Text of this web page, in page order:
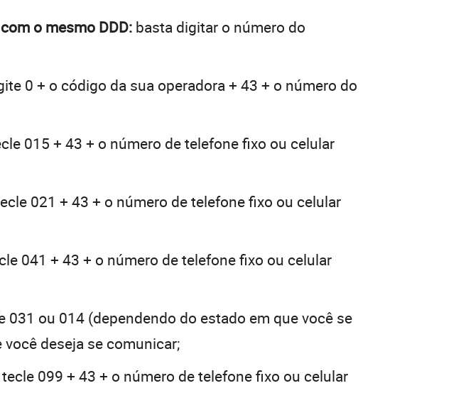
o mesmo DDD: basta digitar o número do
0 + o código da sua operadora + 43 + o número do
015 + 43 + o número de telefone fixo ou celular
021 + 43 + o número de telefone fixo ou celular
041 + 43 + o número de telefone fixo ou celular
031 ou 014 (dependendo do estado em que você se
deseja se comunicar;
tecle 099 + 43 + o número de telefone fixo ou celular